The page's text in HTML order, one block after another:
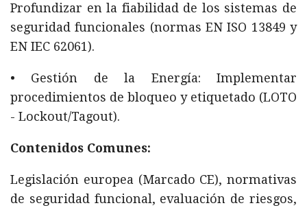
Profundizar en la fiabilidad de los sistemas de
seguridad funcionales (normas EN ISO 13849 y
EN IEC 62061).
• Gestión de la Energía: Implementar
procedimientos de bloqueo y etiquetado (LOTO
- Lockout/Tagout).
Contenidos Comunes:
Legislación europea (Marcado CE), normativas
de seguridad funcional, evaluación de riesgos,